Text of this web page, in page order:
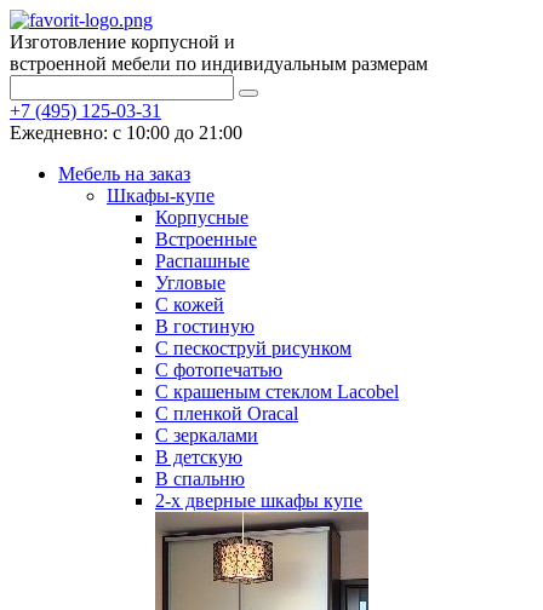
Изготовление корпусной и
встроенной мебели по индивидуальным размерам
+7 (495) 125-03-31
Ежедневно: с 10:00 до 21:00
Мебель на заказ
Шкафы-купе
Корпусные
Встроенные
Распашные
Угловые
С кожей
В гостиную
С пескоструй рисунком
С фотопечатью
С крашеным стеклом Lacobel
С пленкой Oracal
С зеркалами
В детскую
В спальню
2-х дверные шкафы купе